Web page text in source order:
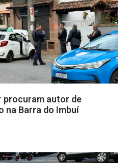
autor de
na Barra do Imbuí